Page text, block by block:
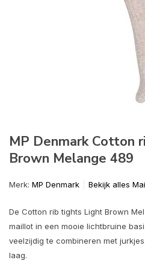
MP Denmark Cotton
Brown Melange 489
Merk: MP Denmark Bekijk alles
De Cotton rib tights Light Brown
maillot in een mooie lichtbruine
veelzijdig te combineren met
laag.